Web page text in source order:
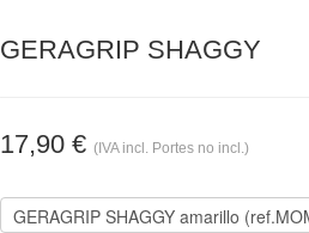
GERAGRIP SHAGGY
17,90 €(IVA incl. Portes no incl.)